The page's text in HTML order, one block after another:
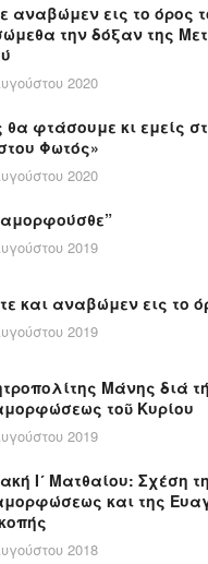
αναβώμεν εις το όρος
την δόξαν της
2020
θα φτάσουμε κι εμείς
Φωτός»
2020
2019
και αναβώμεν εις το
2019
Μάνης διά
τοῦ Κυρίου
2019
Ι´ Ματθαίου: Σχέση
και της
2018